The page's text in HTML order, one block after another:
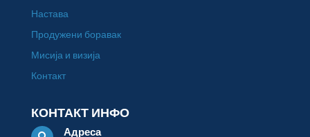
Настава
Продужени боравак
Мисија и визија
Контакт
КОНТАКТ ИНФО
Адреса